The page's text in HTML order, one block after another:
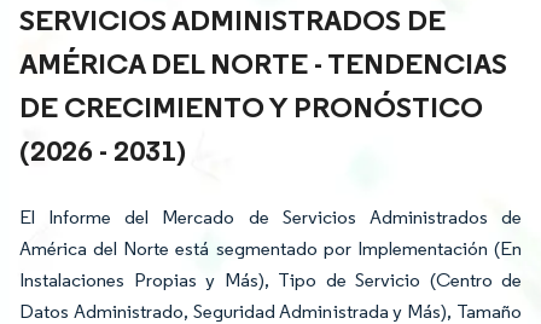
SERVICIOS ADMINISTRADOS DE
AMÉRICA DEL NORTE - TENDENCIAS
DE CRECIMIENTO Y PRONÓSTICO
(2026 - 2031)
El Informe del Mercado de Servicios Administrados de
América del Norte está segmentado por Implementación (En
Instalaciones Propias y Más), Tipo de Servicio (Centro de
Datos Administrado, Seguridad Administrada y Más), Tamaño